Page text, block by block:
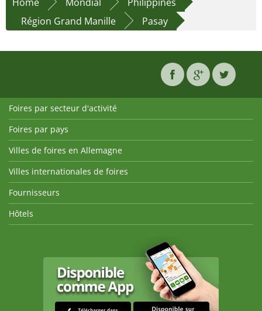
Région Grand Manille
Pasay
Foires par secteur d'activité
Foires par pays
Villes de foires en Allemagne
Villes internationales de foires
Fournisseurs
Hôtels